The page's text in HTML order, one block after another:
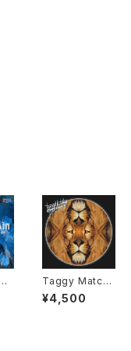
Taggy Match
er - Push Pus
h "LP"
¥4,500